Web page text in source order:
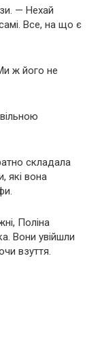
— Нехай
Все, на що є
ж його не
складала
які вона
Поліна
Вони увійшли
взуття.